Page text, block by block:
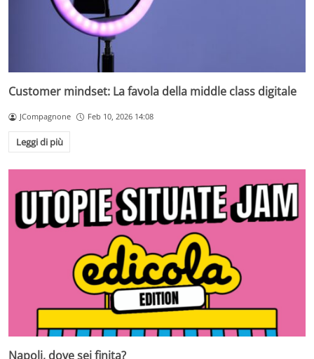
Customer mindset: La favola della middle class digitale
JCompagnone Feb 10, 2026 14:08
Leggi di più
Napoli, dove sei finita?